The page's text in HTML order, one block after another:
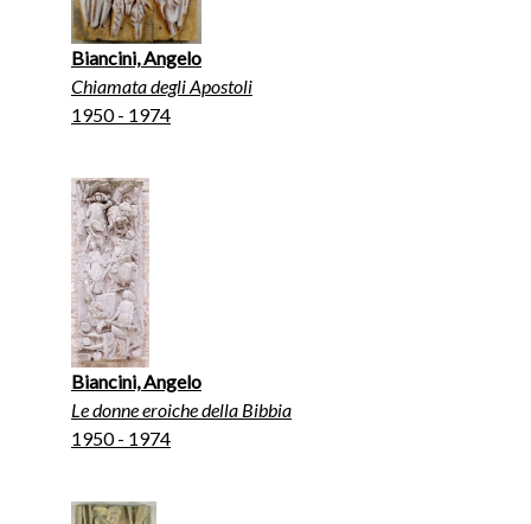
Biancini, Angelo
Chiamata degli Apostoli
1950 - 1974
Biancini, Angelo
Le donne eroiche della Bibbia
1950 - 1974